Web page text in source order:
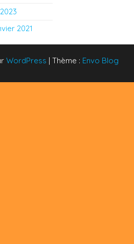
2021
WordPress | Thème : Envo Blog